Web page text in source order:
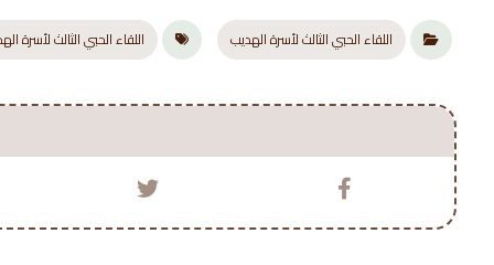
اللقاء الحبي الثالث لأسرة الهديب اللقاء الحبي الثالث لأسرة